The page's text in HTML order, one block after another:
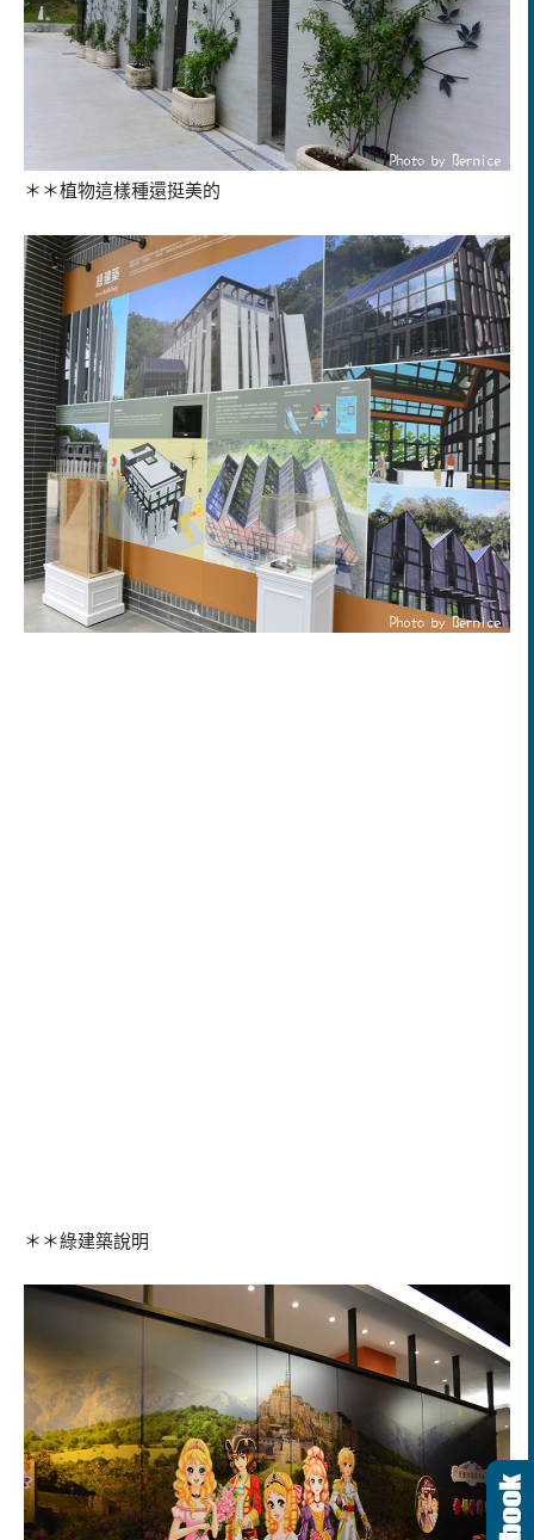
＊＊植物這樣種還挺美的
＊＊綠建築說明